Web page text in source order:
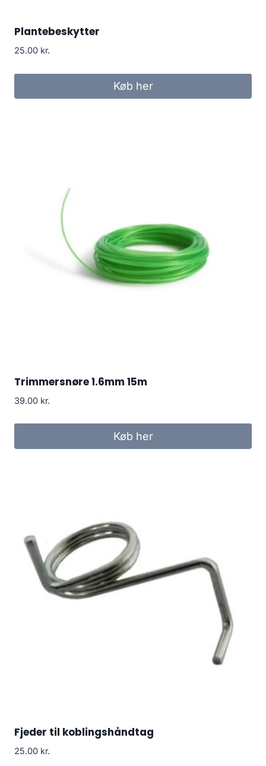
Plantebeskytter
25.00 kr.
Køb her
Trimmersnøre 1.6mm 15m
39.00 kr.
Køb her
Fjeder til koblingshåndtag
25.00 kr.